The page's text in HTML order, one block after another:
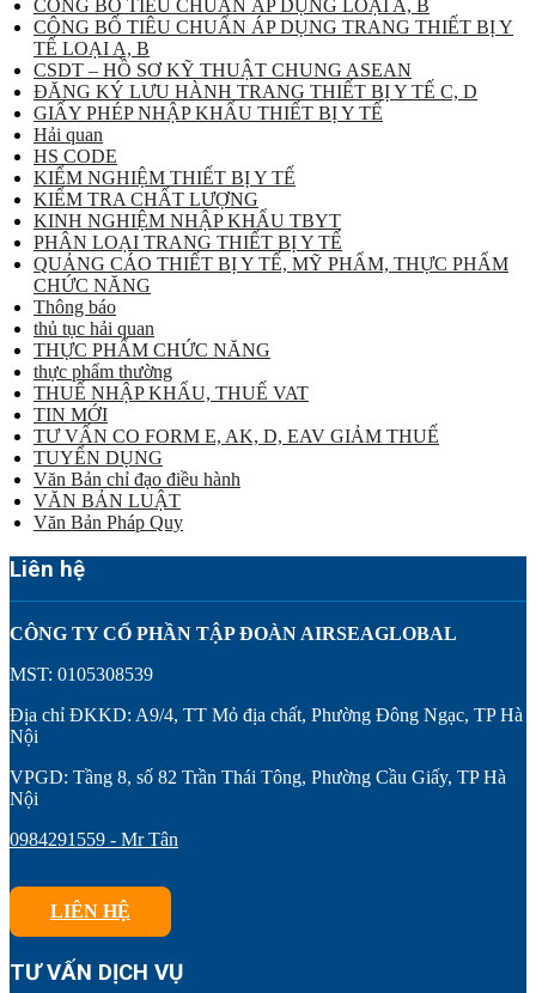
CÔNG BỐ TIÊU CHUẨN ÁP DỤNG LOẠI A, B
CÔNG BỐ TIÊU CHUẨN ÁP DỤNG TRANG THIẾT BỊ Y
TẾ LOẠI A, B
CSDT – HỒ SƠ KỸ THUẬT CHUNG ASEAN
ĐĂNG KÝ LƯU HÀNH TRANG THIẾT BỊ Y TẾ C, D
GIẤY PHÉP NHẬP KHẨU THIẾT BỊ Y TẾ
Hải quan
HS CODE
KIỂM NGHIỆM THIẾT BỊ Y TẾ
KIỂM TRA CHẤT LƯỢNG
KINH NGHIỆM NHẬP KHẨU TBYT
PHÂN LOẠI TRANG THIẾT BỊ Y TẾ
QUẢNG CÁO THIẾT BỊ Y TẾ, MỸ PHẨM, THỰC PHẨM
CHỨC NĂNG
Thông báo
thủ tục hải quan
THỰC PHẨM CHỨC NĂNG
thực phẩm thường
THUẾ NHẬP KHẨU, THUẾ VAT
TIN MỚI
TƯ VẤN CO FORM E, AK, D, EAV GIẢM THUẾ
TUYỂN DỤNG
Văn Bản chỉ đạo điều hành
VĂN BẢN LUẬT
Văn Bản Pháp Quy
Liên hệ
CÔNG TY CỔ PHẦN TẬP ĐOÀN AIRSEAGLOBAL
MST: 0105308539
Địa chỉ ĐKKD: A9/4, TT Mỏ địa chất, Phường Đông Ngạc, TP Hà
Nội
VPGD: Tầng 8, số 82 Trần Thái Tông, Phường Cầu Giấy, TP Hà
Nội
0984291559 - Mr Tân
LIÊN HỆ
TƯ VẤN DỊCH VỤ